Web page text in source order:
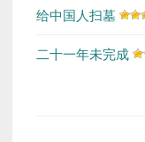
给中国人扫墓
二十一年未完成